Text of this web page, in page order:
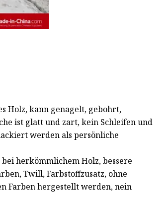
Holz, kann genagelt, gebohrt,
ist glatt und zart, kein Schleifen und
werden als persönliche
herkömmlichem Holz, bessere
Twill, Farbstoffzusatz, ohne
Farben hergestellt werden, nein